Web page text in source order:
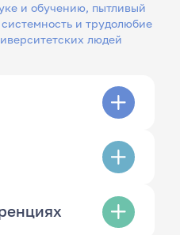
и обучению, пытливый
людей